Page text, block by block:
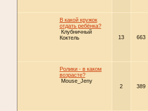
В какой кружок
отдать ребёнка?
Клубничный
Коктель
13 663
Ролики - в каком
возрасте?
Mouse_Jeny
2
389